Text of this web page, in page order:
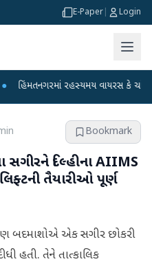
E-Paper Login
રહસ્યમય વાયરસ કે ચાંદીપુરા? 6
Bookmark
દિલ્હીના AIIMS
તૈયારીઓ પૂર્ણ
બદમાશોએ એક સગીર છોકરી
હતી. તેને તાત્કાલિક